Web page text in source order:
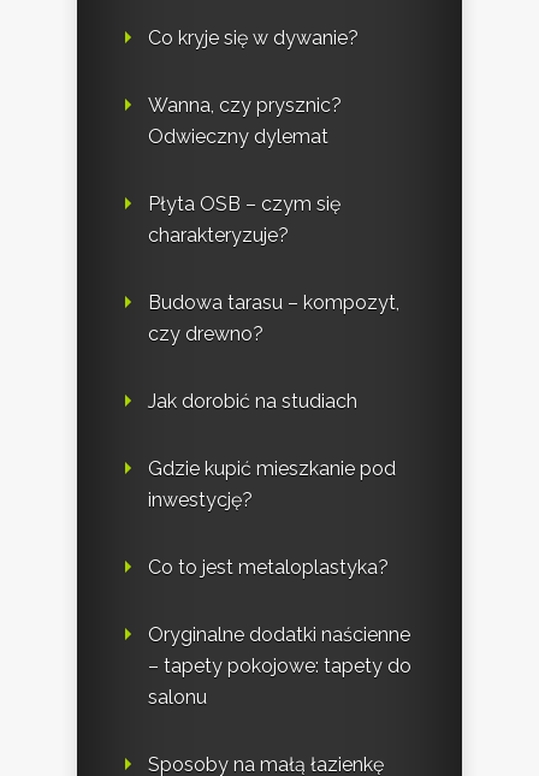
Co kryje się w dywanie?
Wanna, czy prysznic?
Odwieczny dylemat
Płyta OSB – czym się
charakteryzuje?
Budowa tarasu – kompozyt,
czy drewno?
Jak dorobić na studiach
Gdzie kupić mieszkanie pod
inwestycję?
Co to jest metaloplastyka?
Oryginalne dodatki naścienne
– tapety pokojowe: tapety do
salonu
Sposoby na małą łazienkę